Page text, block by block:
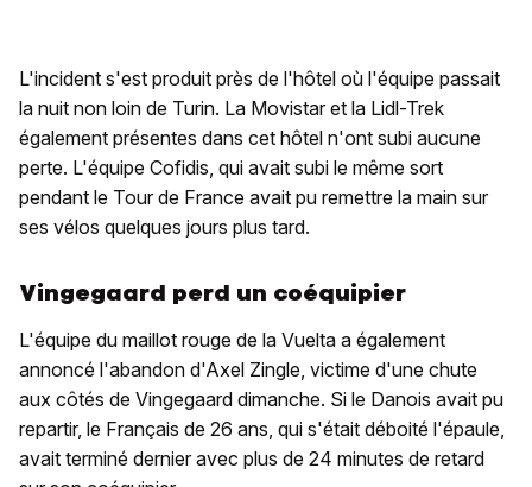
L'incident s'est produit près de l'hôtel où l'équipe passait
la nuit non loin de Turin. La Movistar et la Lidl-Trek
également présentes dans cet hôtel n'ont subi aucune
perte. L'équipe Cofidis, qui avait subi le même sort
pendant le Tour de France avait pu remettre la main sur
ses vélos quelques jours plus tard.
Vingegaard perd un coéquipier
L'équipe du maillot rouge de la Vuelta a également
annoncé l'abandon d'Axel Zingle, victime d'une chute
aux côtés de Vingegaard dimanche. Si le Danois avait pu
repartir, le Français de 26 ans, qui s'était déboité l'épaule,
avait terminé dernier avec plus de 24 minutes de retard